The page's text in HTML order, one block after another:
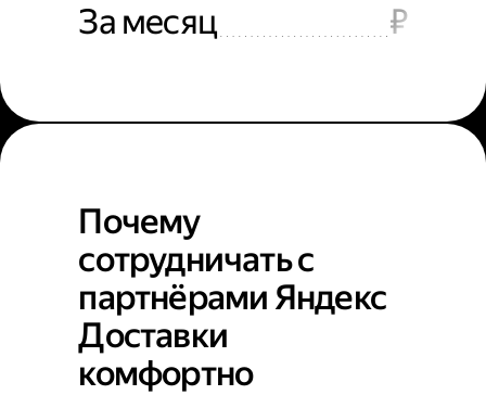
За месяц ₽
Почему
сотрудничать с
партнёрами Яндекс
Доставки
комфортно